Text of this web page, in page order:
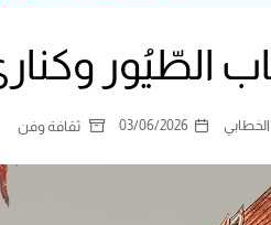
الطّيُور
03/06/2026 ثقافة وفن